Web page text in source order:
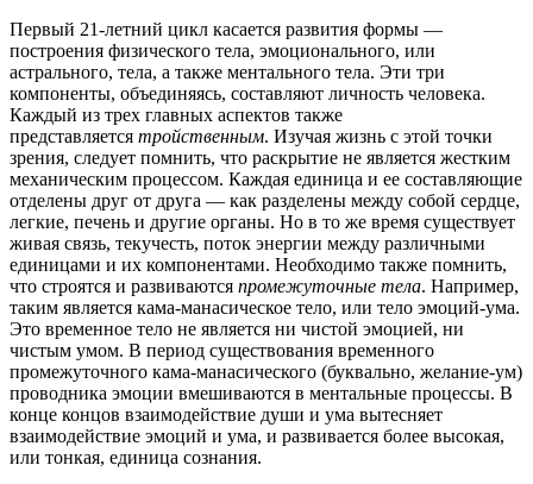
Первый 21-летний цикл касается развития формы —
построения физического тела, эмоционального, или
астрального, тела, а также ментального тела. Эти три
компоненты, объединяясь, составляют личность человека.
Каждый из трех главных аспектов также
представляется тройственным. Изучая жизнь с этой точки
зрения, следует помнить, что раскрытие не является жестким
механическим процессом. Каждая единица и ее составляющие
отделены друг от друга — как разделены между собой сердце,
легкие, печень и другие органы. Но в то же время существует
живая связь, текучесть, поток энергии между различными
единицами и их компонентами. Необходимо также помнить,
что строятся и развиваются промежуточные тела. Например,
таким является кама-манасическое тело, или тело эмоций-ума.
Это временное тело не является ни чистой эмоцией, ни
чистым умом. В период существования временного
промежуточного кама-манасического (буквально, желание-ум)
проводника эмоции вмешиваются в ментальные процессы. В
конце концов взаимодействие души и ума вытесняет
взаимодействие эмоций и ума, и развивается более высокая,
или тонкая, единица сознания.